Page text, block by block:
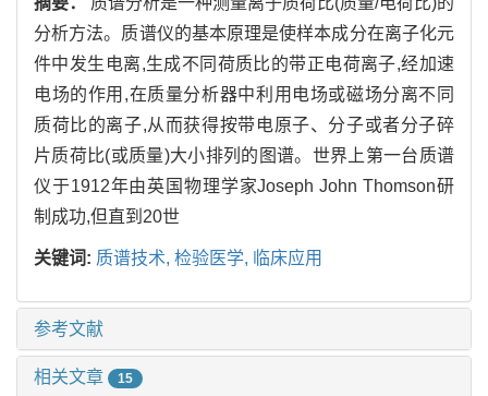
分析方法。质谱仪的基本原理是使样本成分在离子化元
件中发生电离,生成不同荷质比的带正电荷离子,经加速
电场的作用,在质量分析器中利用电场或磁场分离不同
质荷比的离子,从而获得按带电原子、分子或者分子碎
片质荷比(或质量)大小排列的图谱。世界上第一台质谱
仪于1912年由英国物理学家Joseph John Thomson研
制成功,但直到20世
关键词: 质谱技术, 检验医学, 临床应用
参考文献
相关文章 15